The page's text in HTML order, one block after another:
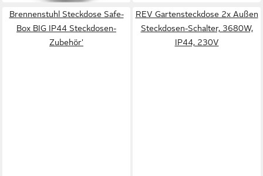
Brennenstuhl Steckdose Safe-
Box BIG IP44 Steckdosen-
Zubehör'
REV Gartensteckdose 2x Außen
Steckdosen-Schalter, 3680W,
IP44, 230V